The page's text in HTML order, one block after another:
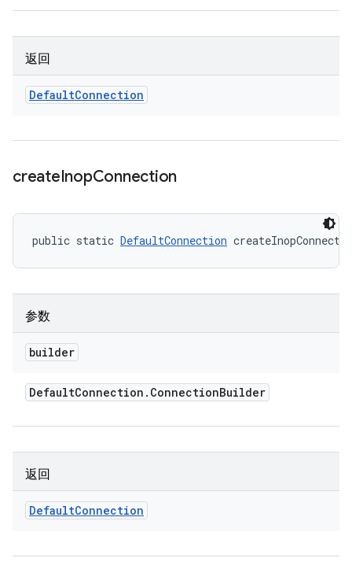
返回
DefaultConnection
createInopConnection
public static DefaultConnection
参数
builder
DefaultConnection . ConnectionBuilder
返回
DefaultConnection